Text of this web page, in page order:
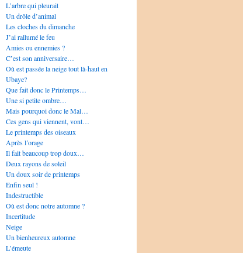
L’arbre qui pleurait
Un drôle d’animal
Les cloches du dimanche
J’ai rallumé le feu
Amies ou ennemies ?
C’est son anniversaire…
Où est passée la neige tout là-haut en
Ubaye?
Que fait donc le Printemps…
Une si petite ombre…
Mais pourquoi donc le Mal…
Ces gens qui viennent, vont…
Le printemps des oiseaux
Après l’orage
Il fait beaucoup trop doux…
Deux rayons de soleil
Un doux soir de printemps
Enfin seul !
Indestructible
Où est donc notre automne ?
Incertitude
Neige
Un bienheureux automne
L’émeute